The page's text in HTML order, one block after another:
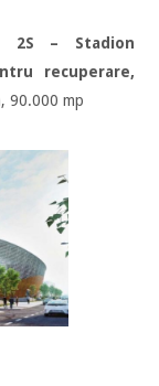
2S – Stadion
recuperare,
90.000 mp